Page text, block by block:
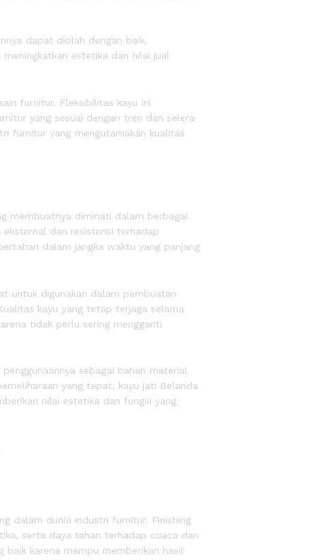
dapat diolah dengan baik,
estetika dan nilai jual
furnitur. Fleksibilitas kayu ini
yang sesuai dengan tren dan selera
furnitur yang mengutamakan kualitas
membuatnya diminati dalam berbagai
dan resistensi terhadap
dalam jangka waktu yang panjang
untuk digunakan dalam pembuatan
kayu yang tetap terjaga selama
tidak perlu sering mengganti
sebagai bahan material
yang tepat, kayu jati Belanda
nilai estetika dan fungsi yang
dalam dunia industri furnitur. Finishing
serta daya tahan terhadap cuaca dan
baik karena mampu memberikan hasil